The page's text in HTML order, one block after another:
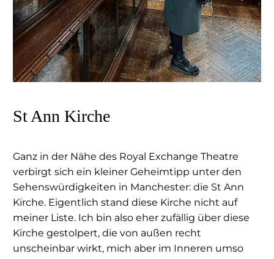
St Ann Kirche
Ganz in der Nähe des Royal Exchange Theatre
verbirgt sich ein kleiner Geheimtipp unter den
Sehenswürdigkeiten in Manchester: die St Ann
Kirche. Eigentlich stand diese Kirche nicht auf
meiner Liste. Ich bin also eher zufällig über diese
Kirche gestolpert, die von außen recht
unscheinbar wirkt, mich aber im Inneren umso